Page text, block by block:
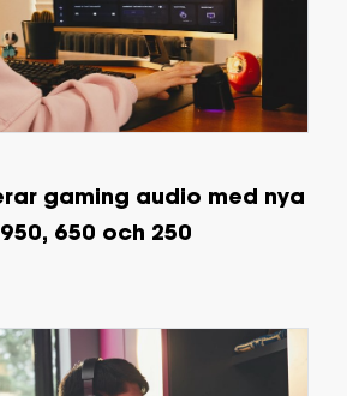
gaming audio med nya
650 och 250